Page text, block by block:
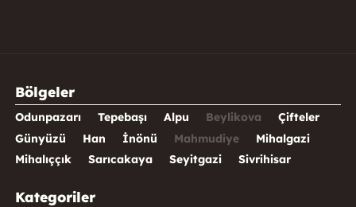
Bölgeler
Odunpazarı Tepebaşı Alpu Beylikova
Çifteler
Günyüzü
Han İnönü Mahmudiye
Mihalgazi
Mihalıççık
Sarıcakaya Seyitgazi Sivrihisar
Kategoriler